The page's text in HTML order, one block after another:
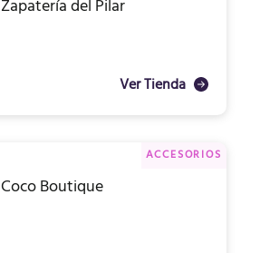
Zapatería del Pilar
Ver Tienda
ACCESORIOS
Coco Boutique